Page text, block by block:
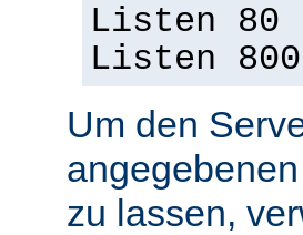
Listen 80
Listen
Um den
zu lassen,